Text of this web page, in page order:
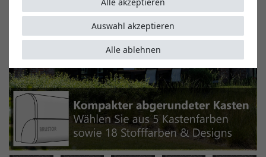
Alle ablehnen
Auswahl akzeptieren